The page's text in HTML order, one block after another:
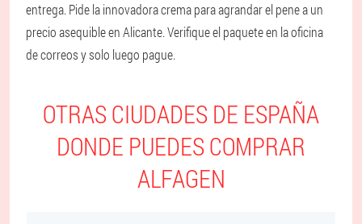
entrega. Pide la innovadora crema para agrandar el pene a un
precio asequible en Alicante. Verifique el paquete en la oficina
de correos y solo luego pague.
OTRAS CIUDADES DE ESPAÑA
DONDE PUEDES COMPRAR
ALFAGEN